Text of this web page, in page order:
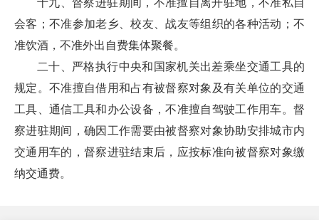
十九、督察进驻期间，不准擅自离开驻地，不准私自
会客；不准参加老乡、校友、战友等组织的各种活动；不
准饮酒，不准外出自费集体聚餐。
二十、严格执行中央和国家机关出差乘坐交通工具的
规定。不准擅自借用和占有被督察对象及有关单位的交通
工具、通信工具和办公设备，不准擅自驾驶工作用车。督
察进驻期间，确因工作需要由被督察对象协助安排城市内
交通用车的，督察进驻结束后，应按标准向被督察对象缴
纳交通费。